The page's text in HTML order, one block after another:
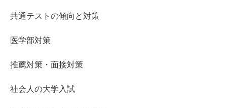
共通テストの傾向と対策
医学部対策
推薦対策・面接対策
社会人の大学入試